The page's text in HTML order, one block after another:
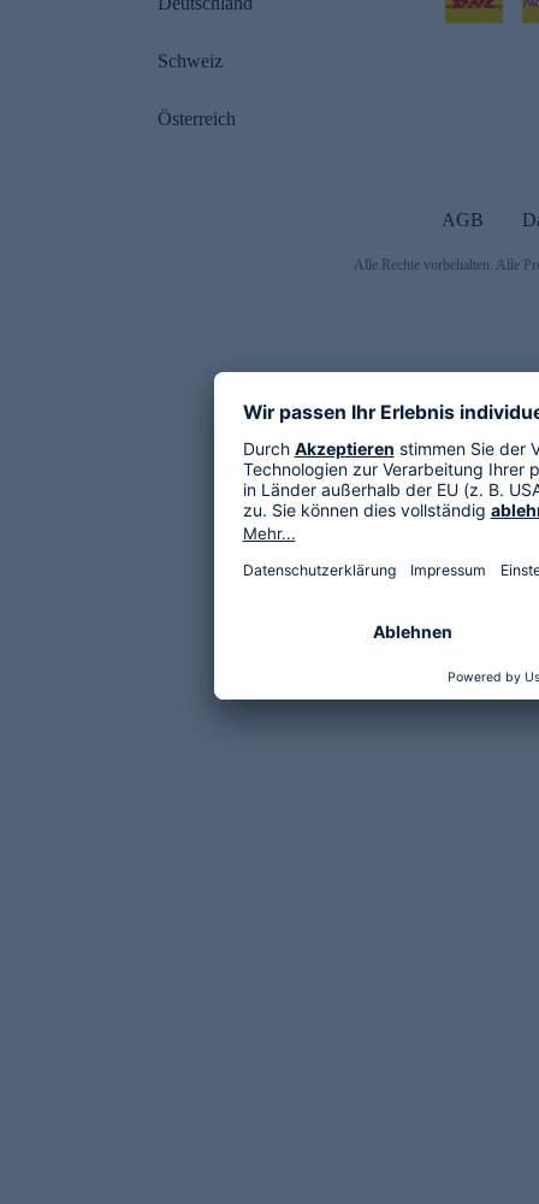
Schweiz
Österreich
AGB
Alle Rechte vorbehalten. Alle